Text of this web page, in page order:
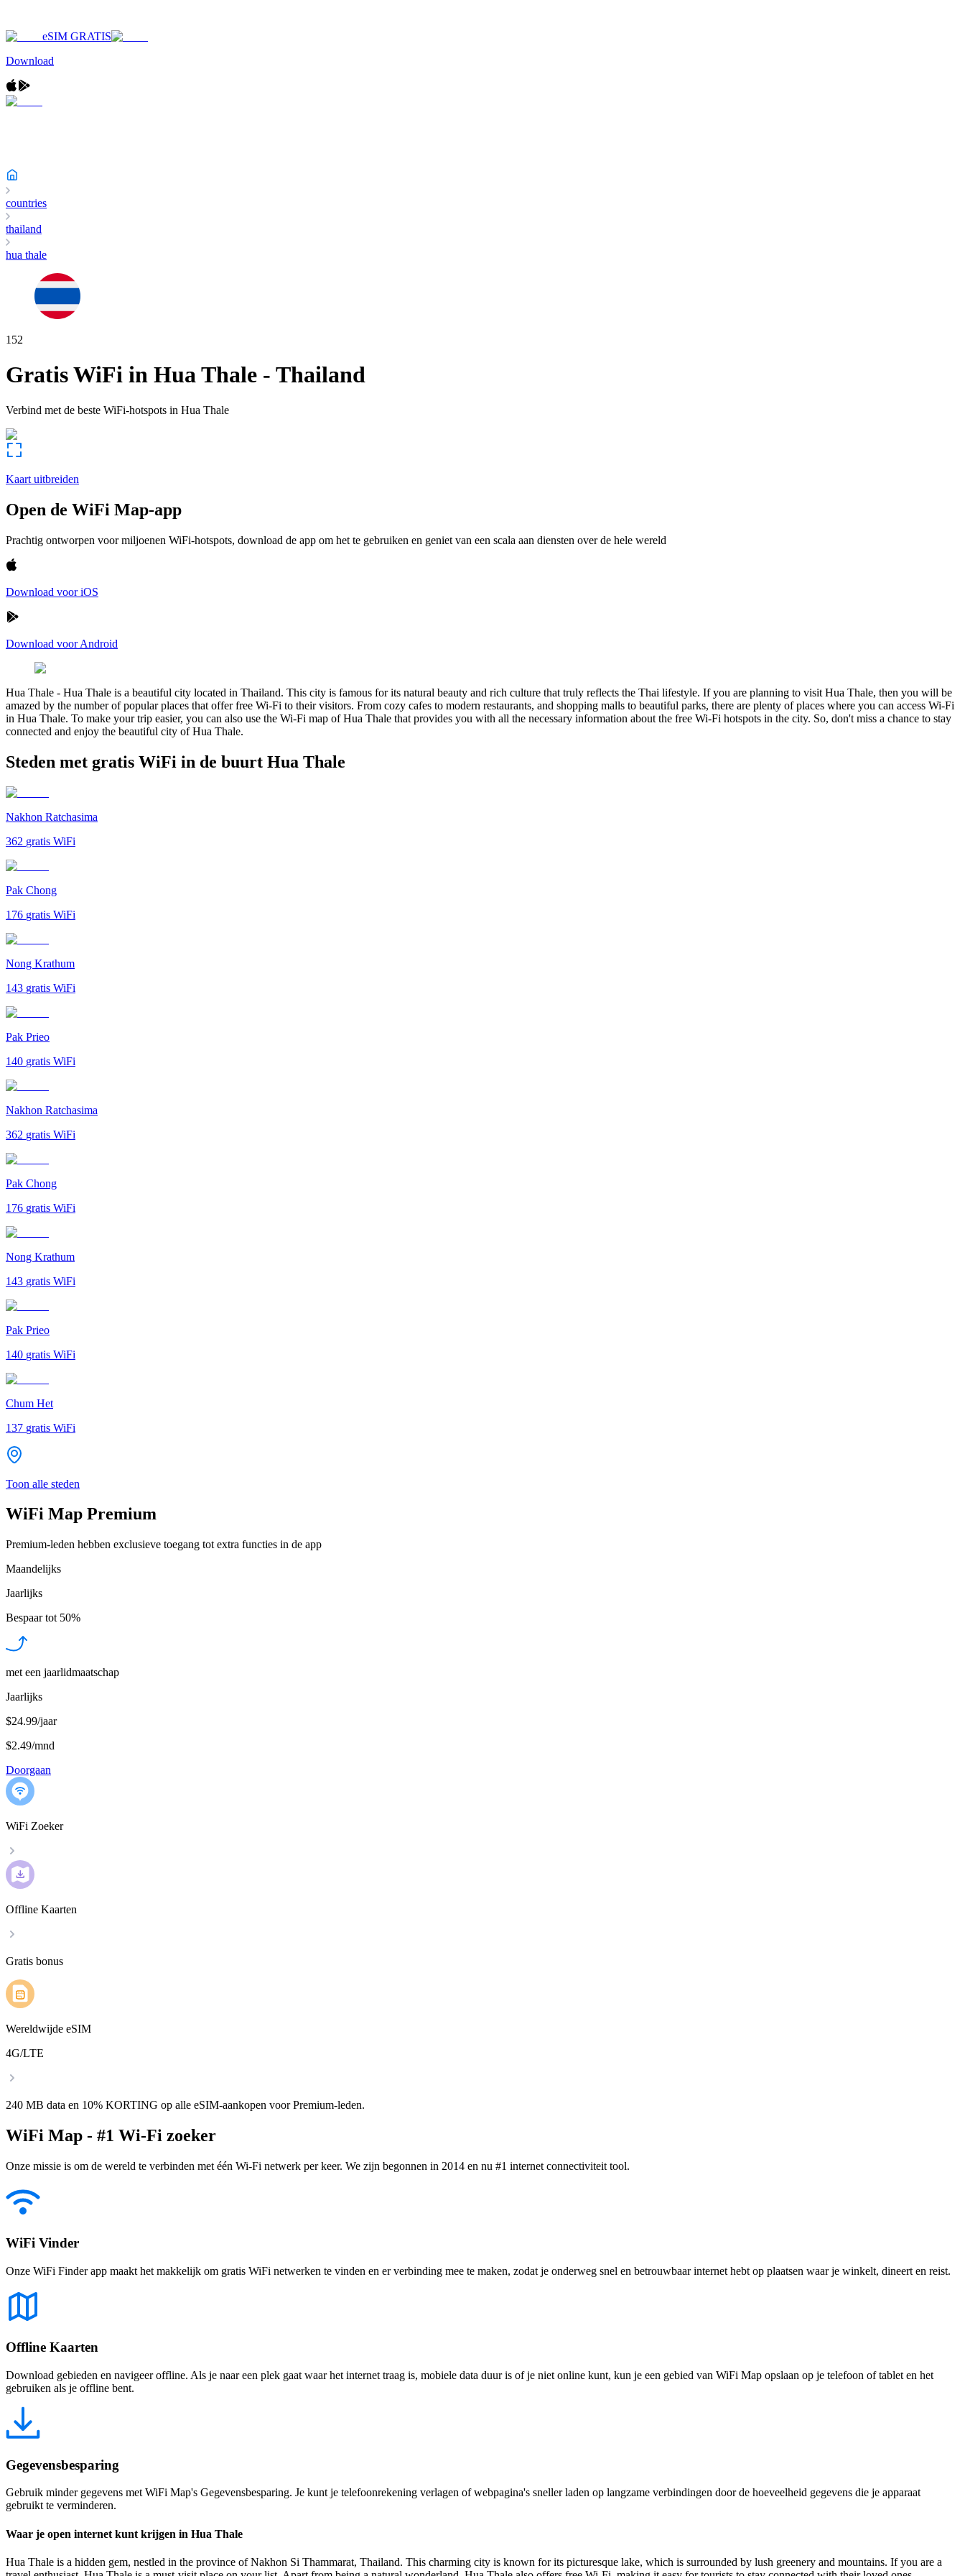
eSIM GRATIS
Download
countries
thailand
hua thale
152
Gratis WiFi in Hua Thale - Thailand
Verbind met de beste WiFi-hotspots in Hua Thale
Kaart uitbreiden
Open de WiFi Map-app
Prachtig ontworpen voor miljoenen WiFi-hotspots, download de app om het te gebruiken en geniet van een scala aan diensten over de hele wereld
Download voor iOS
Download voor Android
Hua Thale - Hua Thale is a beautiful city located in Thailand. This city is famous for its natural beauty and rich culture that truly reflects the Thai lifestyle. If you are planning to visit Hua Thale, then you will be
amazed by the number of popular places that offer free Wi-Fi to their visitors. From cozy cafes to modern restaurants, and shopping malls to beautiful parks, there are plenty of places where you can access Wi-Fi
in Hua Thale. To make your trip easier, you can also use the Wi-Fi map of Hua Thale that provides you with all the necessary information about the free Wi-Fi hotspots in the city. So, don't miss a chance to stay
connected and enjoy the beautiful city of Hua Thale.
Steden met gratis WiFi in de buurt Hua Thale
Nakhon Ratchasima
362 gratis WiFi
Pak Chong
176 gratis WiFi
Nong Krathum
143 gratis WiFi
Pak Prieo
140 gratis WiFi
Nakhon Ratchasima
362 gratis WiFi
Pak Chong
176 gratis WiFi
Nong Krathum
143 gratis WiFi
Pak Prieo
140 gratis WiFi
Chum Het
137 gratis WiFi
Toon alle steden
WiFi Map Premium
Premium-leden hebben exclusieve toegang tot extra functies in de app
Maandelijks
Jaarlijks
Bespaar tot 50%
met een jaarlidmaatschap
Jaarlijks
$24.99/jaar
$2.49/mnd
Doorgaan
WiFi Zoeker
Offline Kaarten
Gratis bonus
Wereldwijde eSIM
4G/LTE
240 MB data en 10% KORTING op alle eSIM-aankopen voor Premium-leden.
WiFi Map - #1 Wi-Fi zoeker
Onze missie is om de wereld te verbinden met één Wi-Fi netwerk per keer. We zijn begonnen in 2014 en nu #1 internet connectiviteit tool.
WiFi Vinder
Onze WiFi Finder app maakt het makkelijk om gratis WiFi netwerken te vinden en er verbinding mee te maken, zodat je onderweg snel en betrouwbaar internet hebt op plaatsen waar je winkelt, dineert en reist.
Offline Kaarten
Download gebieden en navigeer offline. Als je naar een plek gaat waar het internet traag is, mobiele data duur is of je niet online kunt, kun je een gebied van WiFi Map opslaan op je telefoon of tablet en het
gebruiken als je offline bent.
Gegevensbesparing
Gebruik minder gegevens met WiFi Map's Gegevensbesparing. Je kunt je telefoonrekening verlagen of webpagina's sneller laden op langzame verbindingen door de hoeveelheid gegevens die je apparaat
gebruikt te verminderen.
Waar je open internet kunt krijgen in Hua Thale
Hua Thale is a hidden gem, nestled in the province of Nakhon Si Thammarat, Thailand. This charming city is known for its picturesque lake, which is surrounded by lush greenery and mountains. If you are a